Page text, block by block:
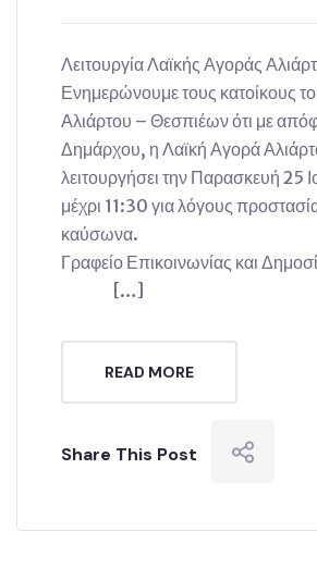
Λειτουργία Λαϊκής Αγοράς
Ενημερώνουμε τους κατοίκους
Αλιάρτου – Θεσπιέων ότι με
Δημάρχου, η Λαϊκή Αγορά
λειτουργήσει την Παρασκευή 25
μέχρι 11:30 για λόγους
Γραφείο Επικοινωνίας και
[…]
READ MORE
Share This Post